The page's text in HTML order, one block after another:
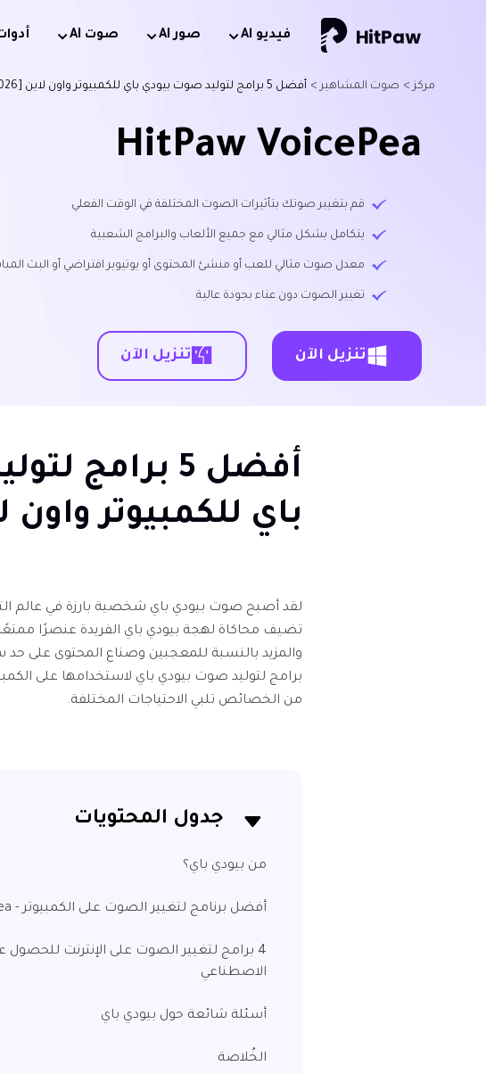
فيديو Al صور AI صوت AI
مركز > صوت المشاهير > أفضل 5 برامج لتوليد صوت بيودي باي للكمبيوتر واون لاين [2026]
HitPaw VoicePea
قم بتغيير صوتك بتأثيرات الصوت المختلفة في الوقت الفعلي
يتكامل بشكل مثالي مع جميع الألعاب والبرامج الشعبية
معدل صوت مثالي للعب أو منشئ المحتوى أو يوتيوبر افتراضي أو البث
تغيير الصوت دون عناء بجودة عالية
تنزيل الآن تنزيل الآن
أفضل 5 برامج
باي للكمبيوتر واون
لقد أصبح صوت بيودي باي شخصية بارزة في عالم
تضيف محاكاة لهجة بيودي باي الفريدة عنصرًا ممتعًا
برامج لتوليد صوت بيودي باي لاستخدامها على
من الخصائص تلبي الاحتياجات المختلفة.
جدول المحتويات
من بيودي باي؟
أفضل برنامج لتغيير الصوت على الكمبيوتر - HitPaw VoicePea
4 برامج لتغيير الصوت على الإنترنت
الاصطناعي
أسئلة شائعة حول بيودي باي
الخُلاصة